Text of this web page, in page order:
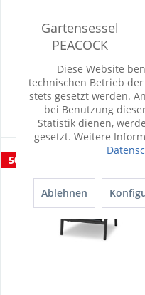
Gartensessel
PEACOCK
UVP1.199,00 €
599,50 €
50%
Diese Website
technischen Betrieb
stets gesetzt werden.
bei Benutzung
Statistik dienen,
gesetzt. Weitere
Ablehnen